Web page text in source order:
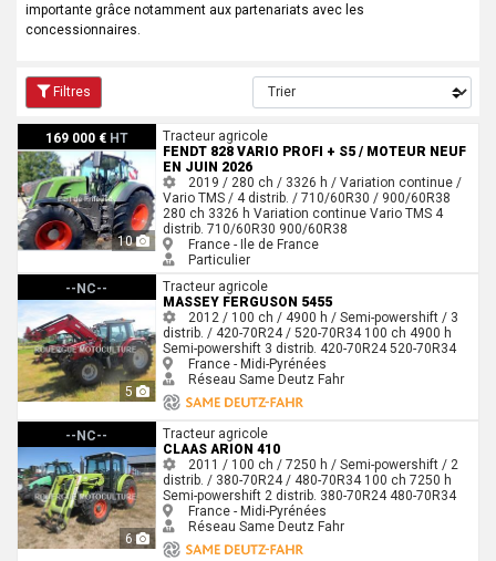
importante grâce notamment aux partenariats avec les
concessionnaires.
Filtres
169 000 € HT
10
Fendt 828 Vario Profi + S5 / Moteur neuf en juin 2026
Tracteur agricole
FENDT 828 VARIO PROFI + S5 / MOTEUR NEUF
EN JUIN 2026
2019 / 280 ch / 3326 h / Variation continue /
Vario TMS / 4 distrib. / 710/60R30 / 900/60R38
280 ch 3326 h Variation continue Vario TMS 4
distrib. 710/60R30 900/60R38
France - Ile de France
Particulier
--NC--
5
Massey Ferguson 5455 Tracteur agricole
MASSEY FERGUSON 5455
2012 / 100 ch / 4900 h / Semi-powershift / 3
distrib. / 420-70R24 / 520-70R34 100 ch 4900 h
Semi-powershift 3 distrib. 420-70R24520-70R34
France - Midi-Pyrénées
Réseau Same Deutz Fahr
--NC--
6
Claas ARION 410
Tracteur agricole
CLAAS ARION 410
2011 / 100 ch / 7250 h / Semi-powershift / 2
distrib. / 380-70R24 / 480-70R34 100 ch 7250 h
Semi-powershift 2 distrib. 380-70R24 480-70R34
France - Midi-Pyrénées
Réseau Same Deutz Fahr